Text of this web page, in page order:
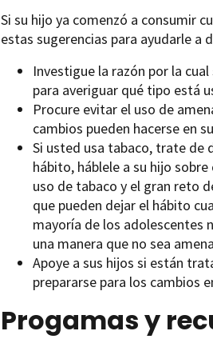
Si su hijo ya comenzó a consumir
estas sugerencias para ayudarle a
Investigue la razón por la
para averiguar qué tipo está
Procure evitar el uso de
cambios pueden hacerse en
Si usted usa tabaco, trate de
hábito, háblele a su hijo
uso de tabaco y el gran reto
que pueden dejar el hábito
mayoría de los adolescentes
una manera que no sea
Apoye a sus hijos si están
prepararse para los cambios
Progamas y